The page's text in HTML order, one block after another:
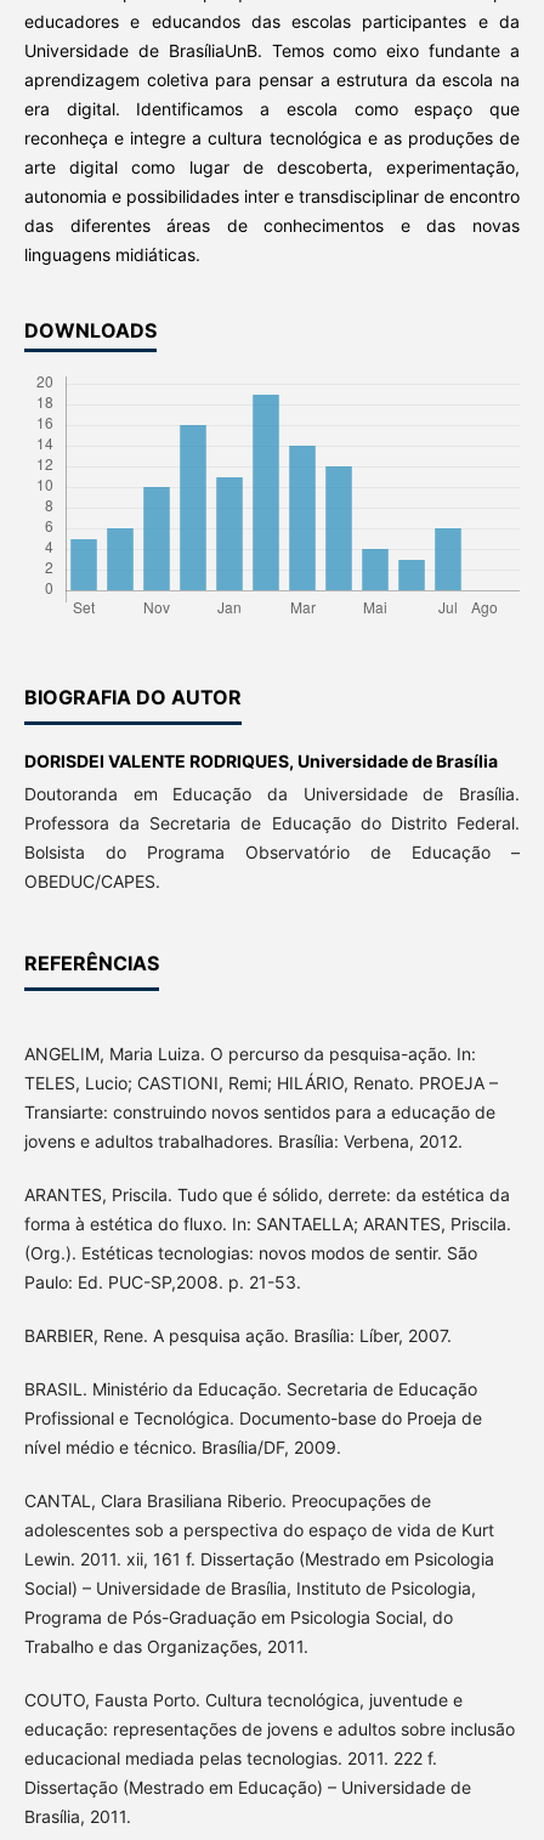
educadores e educandos das escolas participantes e da
Universidade de BrasíliaUnB. Temos como eixo fundante a
aprendizagem coletiva para pensar a estrutura da escola na
era digital. Identificamos a escola como espaço que
reconheça e integre a cultura tecnológica e as produções de
arte digital como lugar de descoberta, experimentação,
autonomia e possibilidades inter e transdisciplinar de encontro
das diferentes áreas de conhecimentos e das novas
linguagens midiáticas.
DOWNLOADS
BIOGRAFIA DO AUTOR
DORISDEI VALENTE RODRIQUES, Universidade de Brasília
Doutoranda em Educação da Universidade de Brasília.
Professora da Secretaria de Educação do Distrito Federal.
Bolsista do Programa Observatório de Educação –
OBEDUC/CAPES.
REFERÊNCIAS
ANGELIM, Maria Luiza. O percurso da pesquisa-ação. In:
TELES, Lucio; CASTIONI, Remi; HILÁRIO, Renato. PROEJA –
Transiarte: construindo novos sentidos para a educação de
jovens e adultos trabalhadores. Brasília: Verbena, 2012.
ARANTES, Priscila. Tudo que é sólido, derrete: da estética da
forma à estética do fluxo. In: SANTAELLA; ARANTES, Priscila.
(Org.). Estéticas tecnologias: novos modos de sentir. São
Paulo: Ed. PUC-SP,2008. p. 21-53.
BARBIER, Rene. A pesquisa ação. Brasília: Líber, 2007.
BRASIL. Ministério da Educação. Secretaria de Educação
Profissional e Tecnológica. Documento-base do Proeja de
nível médio e técnico. Brasília/DF, 2009.
CANTAL, Clara Brasiliana Riberio. Preocupações de
adolescentes sob a perspectiva do espaço de vida de Kurt
Lewin. 2011. xii, 161 f. Dissertação (Mestrado em Psicologia
Social) – Universidade de Brasília, Instituto de Psicologia,
Programa de Pós-Graduação em Psicologia Social, do
Trabalho e das Organizações, 2011.
COUTO, Fausta Porto. Cultura tecnológica, juventude e
educação: representações de jovens e adultos sobre inclusão
educacional mediada pelas tecnologias. 2011. 222 f.
Dissertação (Mestrado em Educação) – Universidade de
Brasília, 2011.